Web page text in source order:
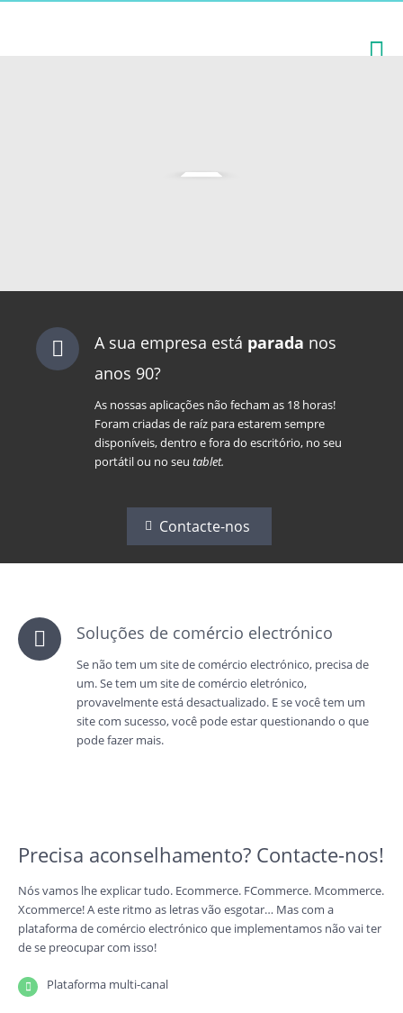
A sua empresa está parada nos
anos 90?
As nossas aplicações não fecham as 18 horas!
Foram criadas de raíz para estarem sempre
disponíveis, dentro e fora do escritório, no seu
portátil ou no seu tablet.
Contacte-nos
Soluções de comércio electrónico
Se não tem um site de comércio electrónico, precisa de
um. Se tem um site de comércio eletrónico,
provavelmente está desactualizado. E se você tem um
site com sucesso, você pode estar questionando o que
pode fazer mais.
Precisa aconselhamento? Contacte-nos!
Nós vamos lhe explicar tudo. Ecommerce. FCommerce. Mcommerce.
Xcommerce! A este ritmo as letras vão esgotar… Mas com a
plataforma de comércio electrónico que implementamos não vai ter
de se preocupar com isso!
Plataforma multi-canal